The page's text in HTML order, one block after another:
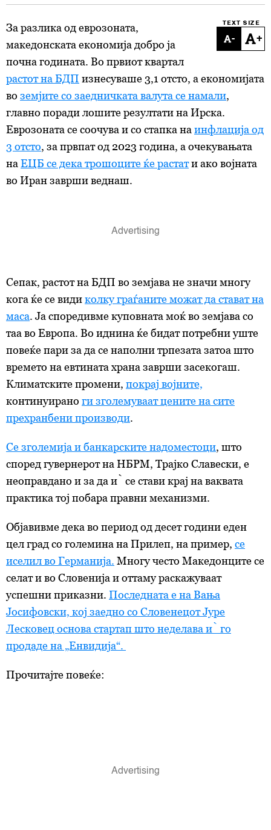
TEXT SIZE
- +
За разлика од еврозоната,
македонската економија добро ја
почна годината. Во првиот квартал
растот на БДП изнесуваше 3,1 отсто, а економијата
во земјите со заедничката валута се намали,
главно поради лошите резултати на Ирска.
Еврозоната се соочува и со стапка на инфлација од
3 отсто, за првпат од 2023 година, а очекувањата
на ЕЦБ се дека трошоците ќе растати ако војната
во Иран заврши веднаш.
Сепак, растот на БДП во земјава не значи многу
кога ќе се видиколку граѓаните можат да стават на
маса. Ја споредивме куповната моќ во земјава со
таа во Европа. Во иднина ќе бидат потребни уште
повеќе пари за да се наполни трпезата затоа што
времето на евтината храна заврши засекогаш.
Климатските промени, покрај војните,
континуирано ги зголемуваат цените на сите
прехранбени производи.
Се зголемија и банкарските надоместоци, што
според гувернерот на НБРМ, Трајко Славески, е
неоправдано и за да ѝ се стави крај на ваквата
практика тој побара правни механизми.
Објавивме дека во период од десет години еден
цел град со големина на Прилеп, на пример, се
иселил во Германија. Многу често Македонците се
селат и во Словенија и оттаму раскажуваат
успешни приказни. Последната е на Вања
Јосифовски, кој заедно со Словенецот Јуре
Лесковец основа стартап што неделава ѝ го
продаде на „Енвидија“.
Прочитајте повеќе: